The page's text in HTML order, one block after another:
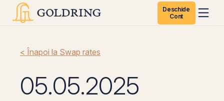
Deschide
Cont
< Înapoi la Swap rates
05.05.2025